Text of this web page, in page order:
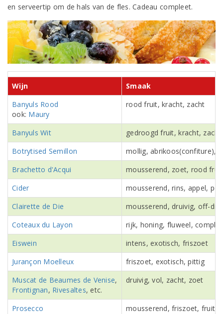
en serveertip om de hals van de fles. Cadeau compleet.
Wijn
Smaak
Banyuls Rood
ook: Maury
rood fruit, kracht, zacht
Banyuls Wit
gedroogd fruit, kracht, zacht
Botrytised Semillon
mollig, abrikoos(confiture),
Brachetto d'Acqui
mousserend, zoet, rood
Cider
mousserend, rins, appel,
Clairette de Die
mousserend, druivig, off-
Coteaux du Layon
rijk, honing, fluweel, complex
Eiswein
intens, exotisch, friszoet
Jurançon Moelleux
friszoet, exotisch, pittig
Muscat de Beaumes de Venise,
Frontignan, Rivesaltes, etc.
druivig, vol, zacht, zoet
Prosecco
mousserend, friszoet, fruitig